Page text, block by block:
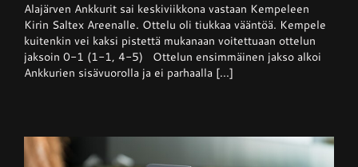
–
Kempele
haki
niukan
voiton
Ankkureilta
Alajärven Ankkurit sai keskiviikkona vastaan Kempeleen
Kirin Saltex Areenalle. Ottelu oli tiukkaa vääntöä. Kempele
kuitenkin vei kaksi pistettä mukanaan voitettuaan ottelun
jaksoin 0-1 (1-1, 4-5) Ottelun ensimmäinen jakso alkoi
Ankkurien sisävuorolla ja ei parhaalla [...]